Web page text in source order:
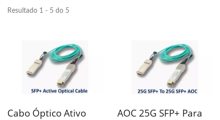
Resultado 1 - 5 do 5
Cabo Óptico Ativo
AOC 25G SFP+ Para